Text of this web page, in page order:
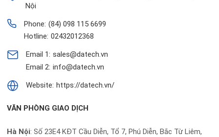
Nội
Phone: (84) 098 115 6699
Hotline: 02432012368
Email 1: sales@datech.vn
Email 2: info@datech.vn
Website: https://datech.vn/
VĂN PHÒNG GIAO DỊCH
Hà Nội: Số 23E4 KĐT Cầu Diễn, Tổ 7, Phú Diễn, Bắc Từ Liêm,